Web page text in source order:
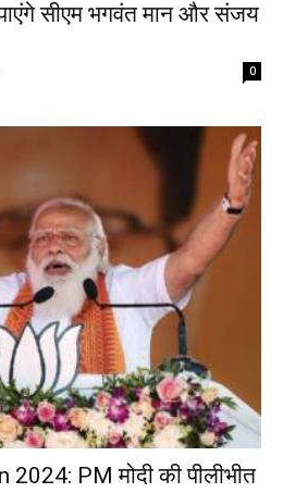
सीएम भगवंत मान और संजय
0
PM मोदी की पीलीभीत